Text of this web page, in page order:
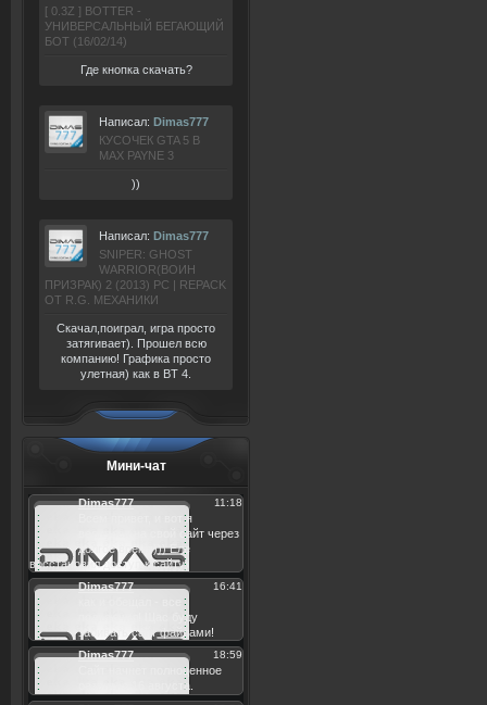
[ 0.3Z ] BOTTER -
УНИВЕРСАЛЬНЫЙ БЕГАЮЩИЙ
БОТ (16/02/14)
Где кнопка скачать?
Написал: Dimas777
КУСОЧЕК GTA 5 В
MAX PAYNE 3
))
Написал: Dimas777
SNIPER: GHOST
WARRIOR(ВОИН
ПРИЗРАК) 2 (2013) РС | REPACK
ОТ R.G. МЕХАНИКИ
Скачал,поиграл, игра просто
затягивает). Прошел всю
компанию! Графика просто
улетная) как в BT 4.
Мини-чат